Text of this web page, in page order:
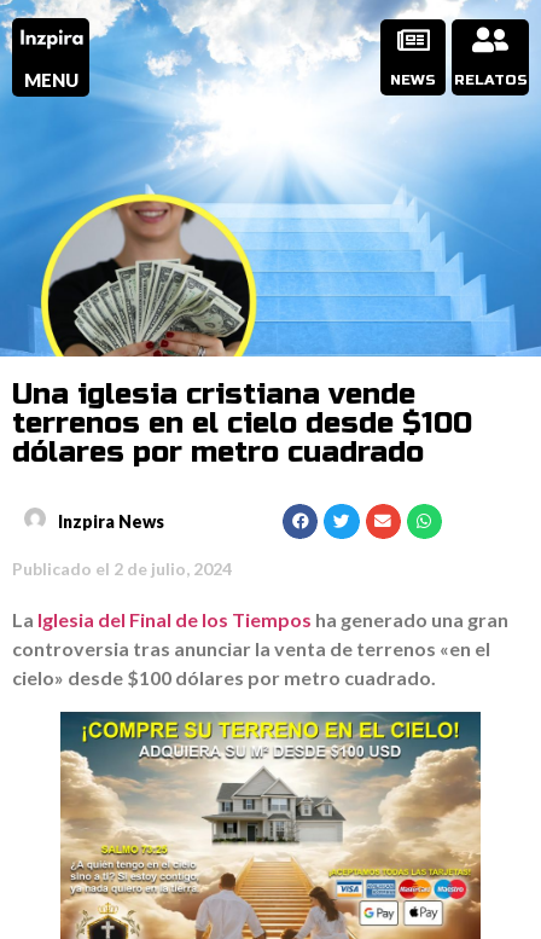
MENU NEWS RELATOS
Una iglesia cristiana vende
terrenos en el cielo desde $100
dólares por metro cuadrado
Inzpira News
Publicado el 2 de julio, 2024
La Iglesia del Final de los Tiempos ha generado una gran
controversia tras anunciar la venta de terrenos «en el
cielo» desde $100 dólares por metro cuadrado.